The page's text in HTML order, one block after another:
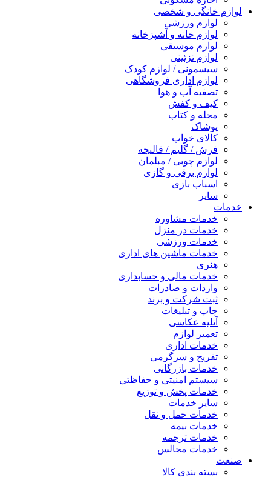
لوازم خانگی و شخصی
لوازم ورزشی
لوازم خانه و آشپزخانه
لوازم موسیقی
لوازم تزئینی
سیسمونی / لوازم کودک
لوازم اداری فروشگاهی
تصفیه آب و هوا
کیف و کفش
مجله و کتاب
پوشاک
کالای خواب
فرش / گلیم / قالیچه
لوازم چوبی / مبلمان
لوازم برقی و گازی
اسباب بازی
سایر
خدمات
خدمات مشاوره
خدمات در منزل
خدمات ورزشی
خدمات ماشین های اداری
هنری
خدمات مالی و حسابداری
واردات و صادرات
ثبت شرکت و برند
چاپ و تبلیغات
آتلیه عکاسی
تعمیر لوازم
خدمات اداری
تفریح و سرگرمی
خدمات بازرگانی
سیستم امنیتی و حفاظتی
خدمات پخش و توزیع
سایر خدمات
خدمات حمل و نقل
خدمات بیمه
خدمات ترجمه
خدمات مجالس
صنعت
بسته بندی کالا